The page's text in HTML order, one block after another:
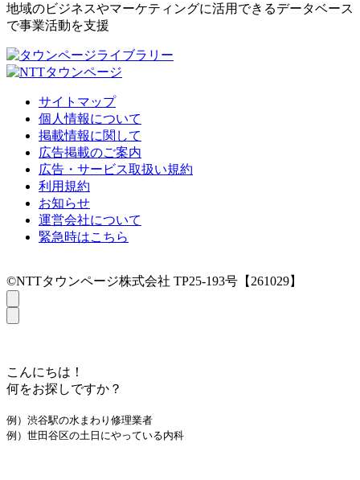
地域のビジネスやマーケティングに活用できるデータベース
で事業活動を支援
サイトマップ
個人情報について
掲載情報に関して
広告掲載のご案内
広告・サービス取扱い規約
利用規約
お知らせ
運営会社について
緊急時はこちら
©NTTタウンページ株式会社 TP25-193号【261029】
こんにちは！
何をお探しですか？
例）渋谷駅の水まわり修理業者
例）世田谷区の土日にやっている内科